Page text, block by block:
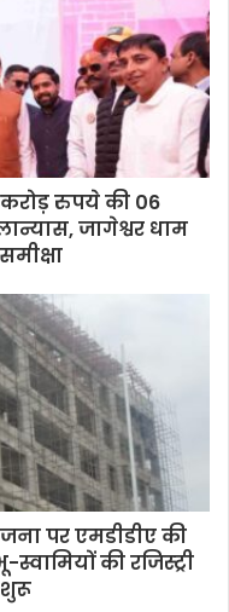
रुपये की 06
जागेश्वर धाम
पर एमडीडीए की
की रजिस्ट्री
शुरू